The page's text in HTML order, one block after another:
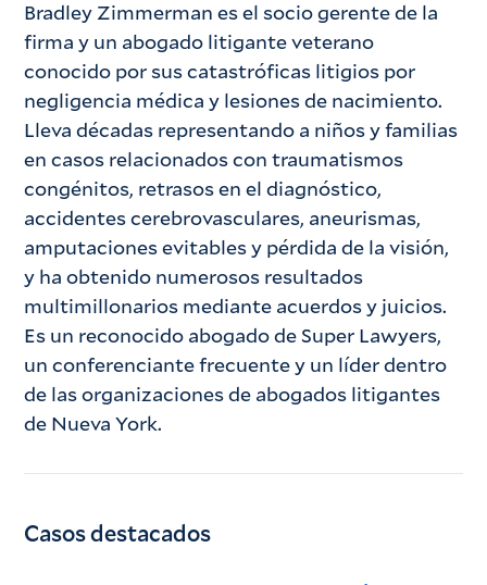
Bradley Zimmerman es el socio gerente de la
firma y un abogado litigante veterano
conocido por sus catastróficas litigios por
negligencia médica y lesiones de nacimiento.
Lleva décadas representando a niños y familias
en casos relacionados con traumatismos
congénitos, retrasos en el diagnóstico,
accidentes cerebrovasculares, aneurismas,
amputaciones evitables y pérdida de la visión,
y ha obtenido numerosos resultados
multimillonarios mediante acuerdos y juicios.
Es un reconocido abogado de Super Lawyers,
un conferenciante frecuente y un líder dentro
de las organizaciones de abogados litigantes
de Nueva York.
Casos destacados